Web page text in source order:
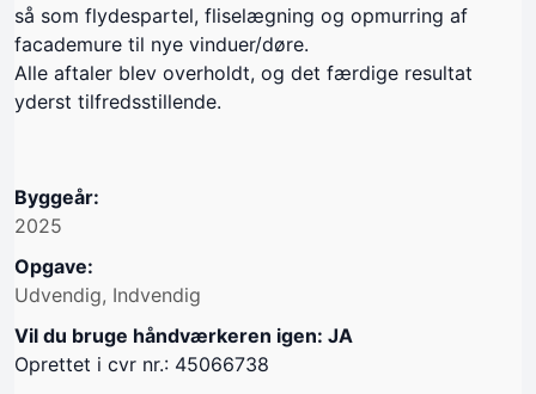
så som flydespartel, fliselægning og opmurring af
facademure til nye vinduer/døre.
Alle aftaler blev overholdt, og det færdige resultat
yderst tilfredsstillende.
Byggeår:
2025
Opgave:
Udvendig, Indvendig
Vil du bruge håndværkeren igen: JA
Oprettet i cvr nr.: 45066738